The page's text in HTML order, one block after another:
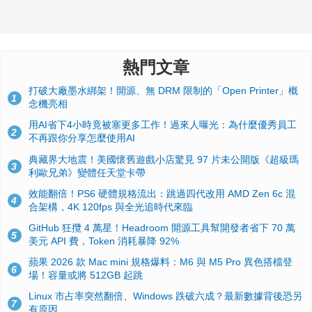
熱門文章
1
打破大廠墨水綁架！開源、無 DRM 限制的「Open Printer」概
念機亮相
2
用AI省下4小時竟被塞更多工作！過來人曝光：為什麼優秀員工
不再跟你分享怎麼使用AI
3
典藏界大地震！美國懷舊遊戲小店驚見 97 片未公開版《超級瑪
利歐兄弟》變體任天堂卡帶
4
效能翻倍！PS6 硬體規格流出：跳過四代改用 AMD Zen 6c 混
合架構，4K 120fps 與全光追時代來臨
5
GitHub 狂攬 4 萬星！Headroom 開源工具幫開發者省下 70 萬
美元 API 費，Token 消耗暴降 92%
6
蘋果 2026 款 Mac mini 規格爆料：M6 與 M5 Pro 異色搭檔登
場！容量或將 512GB 起跳
7
Linux 市占率突然翻倍、Windows 跌破六成？最新數據背後恐另
有原因